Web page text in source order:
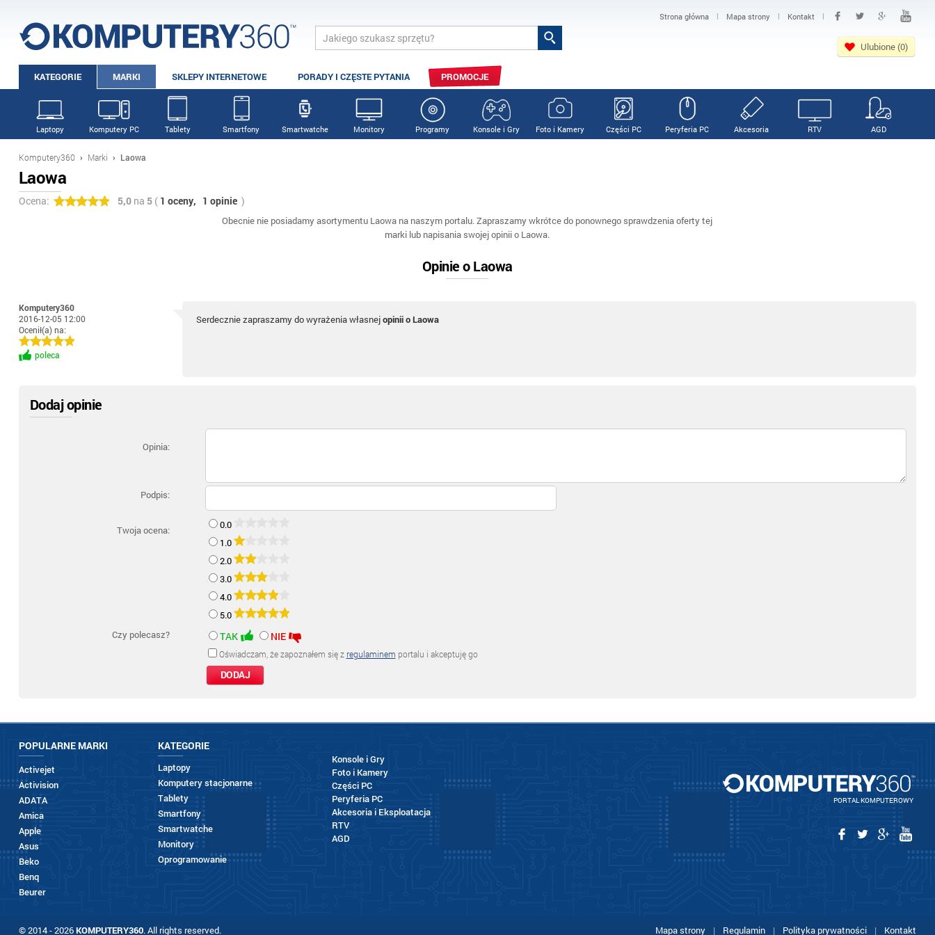
Strona główna | Mapa strony | Kontakt |
Ulubione (0)
KATEGORIE MARKI SKLEPY INTERNETOWE PORADY I CZĘSTE PYTANIA PROMOCJE
Laptopy Komputery PC Tablety Smartfony Smartwatche Monitory Programy Konsole i Gry Foto i Kamery Części PC Peryferia PC Akcesoria RTV AGD
Komputery360 › Marki › Laowa
Laowa
Ocena: 5,0na 5( 1 oceny, 1 opinie )
Obecnie nie posiadamy asortymentu Laowa na naszym portalu. Zapraszamy wkrótce do ponownego sprawdzenia oferty tej
marki lub napisania swojej opinii o Laowa.
Opinie o Laowa
Komputery360
2016-12-05 12:00
Ocenił(a) na:
poleca
Serdecznie zapraszamy do wyrażenia własnejopinii o Laowa
Dodaj opinie
Opinia:
Podpis:
Twoja ocena:
0.0
1.0
2.0
3.0
4.0
5.0
Czy polecasz?
TAK NIE
Oświadczam, że zapoznałem się z regulaminem portalu i akceptuję go
POPULARNE MARKI
Activejet
Activision
ADATA
Amica
Apple
Asus
Beko
Benq
Beurer
KATEGORIE
Laptopy
Komputery stacjonarne
Tablety
Smartfony
Smartwatche
Monitory
Oprogramowanie
Konsole i Gry
Foto i Kamery
Części PC
Peryferia PC
Akcesoria i Eksploatacja
RTV
AGD
PORTAL KOMPUTEROWY
Mapa strony | Regulamin | Polityka prywatności | Kontakt
© 2014 - 2026KOMPUTERY360. All rights reserved.